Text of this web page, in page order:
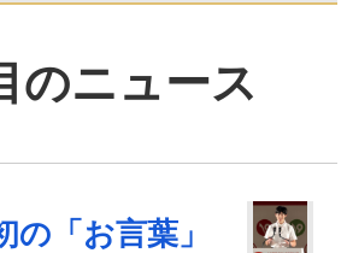
のニュース
の「お言葉」